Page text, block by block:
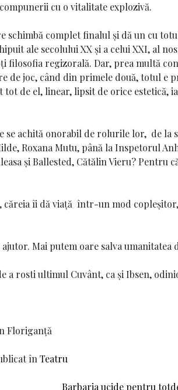
cu o vitalitate explozivă.
schimbă complet finalul și dă un cu
ale secolului XX și a celui XXI, al
filosofia regizorală. Dar, prea multă
joc, când din primele două, totul e
tot de el, linear, lipsit de orice
se achită onorabil de rolurile lor, de la
Roxana Mutu, până la Inspetorul
și Ballested, Cătălin Vieru? Pentru
căreia îi dă viață într-un mod
Mai putem oare salva umanitatea
a rosti ultimul Cuvânt, ca și Ibsen,
Floriganță
înTeatru
Barbaria ucide pentru